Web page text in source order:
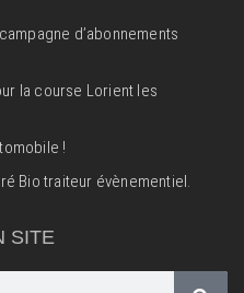
d’abonnements
la course Lorient les
!
Bio traiteur évènementiel.
SITE